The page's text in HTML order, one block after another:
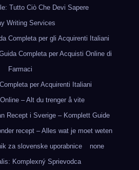
Tutto Ciò Che Devi Sapere
Writing Services
Completa per gli Acquirenti Italiani
Completa per Acquisti Online di
Farmaci
per Acquirenti Italiani
– Alt du trenger å vite
Recept i Sverige – Komplett Guide
recept – Alles wat je moet weten
za slovenske uporabnice
none
Komplexný Sprievodca